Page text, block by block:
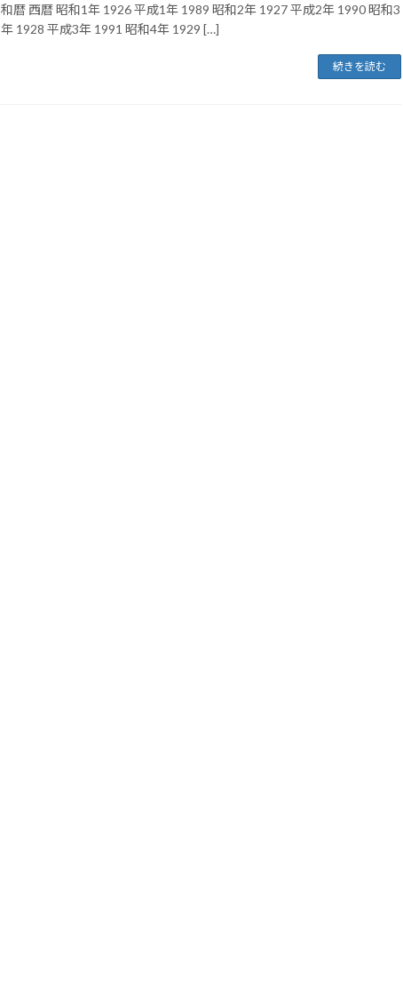
和暦 西暦 昭和1年 1926 平成1年 1989 昭和2年 1927 平成2年 1990 昭和3
年 1928 平成3年 1991 昭和4年 1929 […]
続きを読む